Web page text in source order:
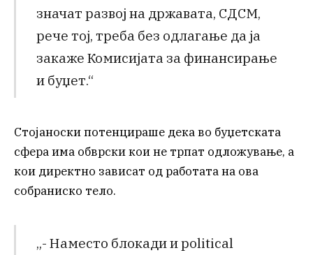
значат развој на државата, СДСМ,
рече тој, треба без одлагање да ја
закаже Комисијата за финансирање
и буџет.“
Стојаноски потенцираше дека во буџетската
сфера има обврски кои не трпат одложување, а
кои директно зависат од работата на ова
собраниско тело.
„- Наместо блокади и political